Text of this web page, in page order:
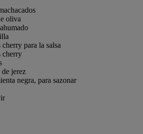
oliva
para la salsa
cherry
jerez
negra, para sazonar